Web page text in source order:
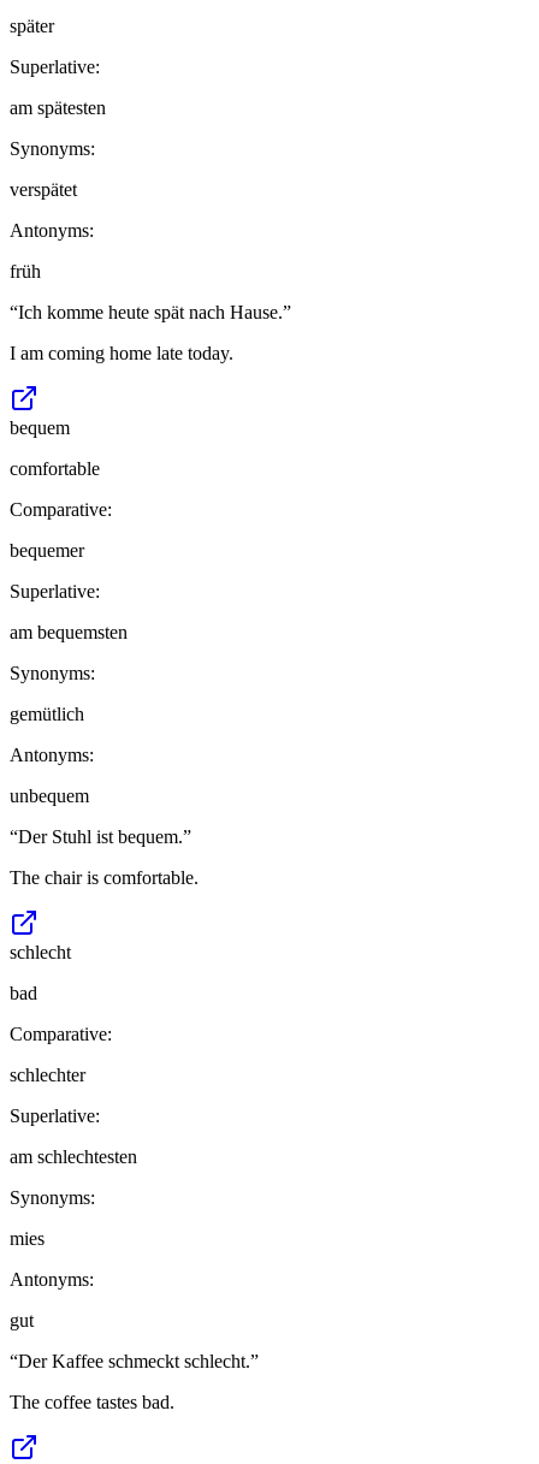
später
Superlative:
am spätesten
Synonyms:
verspätet
Antonyms:
früh
“Ich komme heute spät nach Hause.”
I am coming home late today.
bequem
comfortable
Comparative:
bequemer
Superlative:
am bequemsten
Synonyms:
gemütlich
Antonyms:
unbequem
“Der Stuhl ist bequem.”
The chair is comfortable.
schlecht
bad
Comparative:
schlechter
Superlative:
am schlechtesten
Synonyms:
mies
Antonyms:
gut
“Der Kaffee schmeckt schlecht.”
The coffee tastes bad.